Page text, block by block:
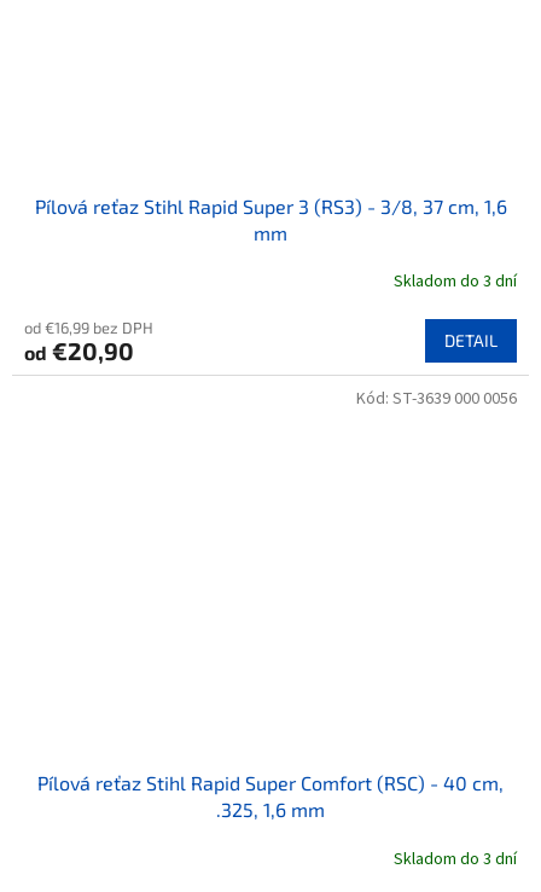
Pílová reťaz Stihl Rapid Super 3 (RS3) - 3/8, 37 cm, 1,6
mm
Skladom do 3 dní
od €16,99 bez DPH
od €20,90 DETAIL
Pílová reťaz Stihl Rapid Super Comfort (RSC) - 40 cm,
.325, 1,6 mm
Skladom do 3 dní
Kód: ST-3639 000 0056